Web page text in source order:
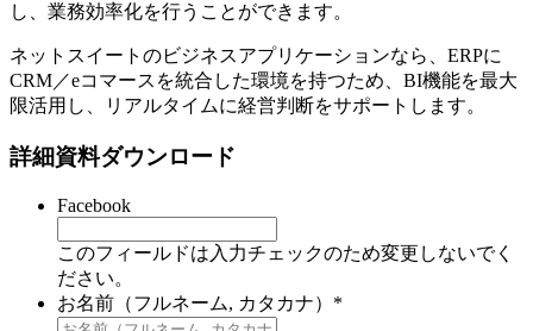
し、業務効率化を行うことができます。
ネットスイートのビジネスアプリケーションなら、ERPに
CRM／eコマースを統合した環境を持つため、BI機能を最大
限活用し、リアルタイムに経営判断をサポートします。
詳細資料ダウンロード
Facebook
このフィールドは入力チェックのため変更しないでく
ださい。
お名前（フルネーム, カタカナ） *